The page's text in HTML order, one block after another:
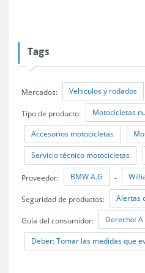
Tags
Mercados: Vehiculos y rodados
Tipo de producto: Motocicletas
Accesorios motocicletas
Servicio técnico motocicletas
Proveedor: BMW A.G -
Seguridad de productos: Alertas
Guía del consumidor: Derecho:
Deber: Tomar las medidas que